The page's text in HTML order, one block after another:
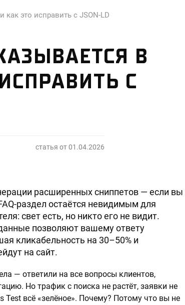
это исправить с JSON-LD
В
С
статья от01.04.2026
расширенных сниппетов — если вы
раздел остаётся невидимым для
свет есть, но никто его не видит.
позволяют вашему ответу
кликабельность на 30–50% и
на сайт.
— ответили на все вопросы клиентов,
Но трафик с поиска не растёт, заявки не
Test всё «зелёное». Почему? Потому что вы не